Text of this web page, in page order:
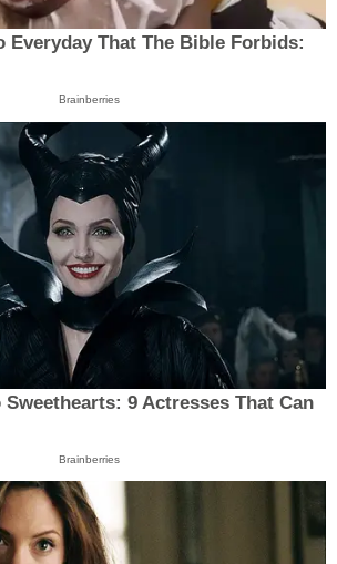
Everyday That The Bible Forbids:
Brainberries
Sweethearts: 9 Actresses That Can
Brainberries